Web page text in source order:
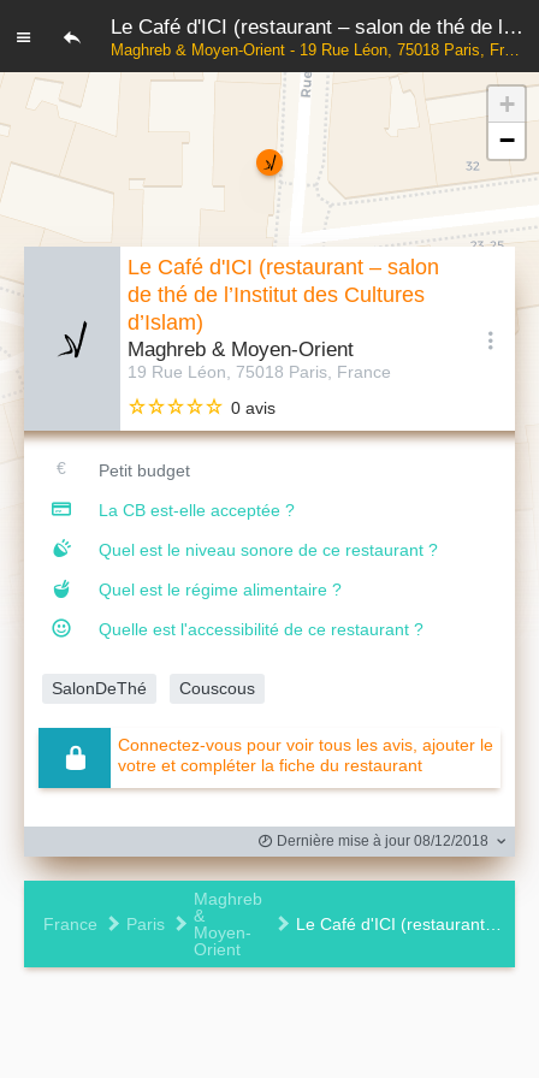
Le Café d'ICI (restaurant – salon de thé de l’Institut des Cultures d’Islam)
Maghreb & Moyen-Orient - 19 Rue Léon, 75018 Paris, France
Le Café d'ICI (restaurant – salon
de thé de l’Institut des Cultures
d’Islam)
Maghreb & Moyen-Orient
19 Rue Léon, 75018 Paris, France
0 avis
Petit budget
La CB est-elle acceptée ?
Quel est le niveau sonore de ce restaurant ?
Quel est le régime alimentaire ?
Quelle est l'accessibilité de ce restaurant ?
SalonDeThé Couscous
Connectez-vous pour voir tous les avis, ajouter le
votre et compléter la fiche du restaurant
Dernière mise à jour 08/12/2018
France Paris
Maghreb
&
Moyen-
Orient
Le Café d'ICI (restaurant – salon de thé de l’Institut des Cultures d’Islam)
+
−